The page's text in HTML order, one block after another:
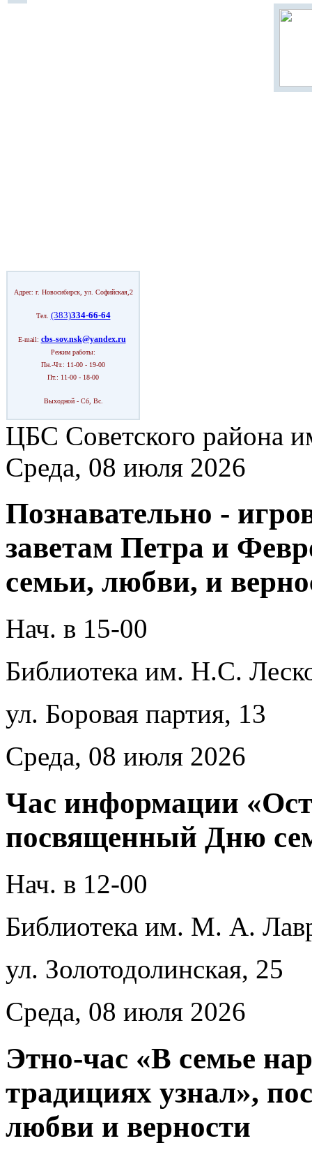
Адрес: г. Новосибирск, ул. Софийская,2
Тел. (383)334-66-64
E-mail: cbs-sov.nsk@yandex.ru
Режим работы:
Пн.-Чт.: 11-00 - 19-00
Пт.: 11-00 - 18-00
Выходной - Сб, Вс.
ЦБС Советского района
Среда, 08 июля 2026
Познавательно -
заветам Петра и
семьи, любви, и
Нач. в 15-00
Библиотека им. Н.С.
ул. Боровая партия, 13
Среда, 08 июля 2026
Час информации
посвященный Дню
Нач. в 12-00
Библиотека им. М. А.
ул. Золотодолинская, 25
Среда, 08 июля 2026
Этно-час «В семье
традициях узнал»,
любви и верности